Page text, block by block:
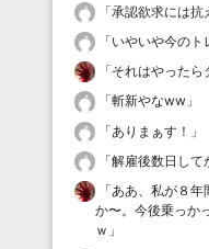
「承認欲求には抗
「いやいや今のト
「それはやったら
「斬新やなww 」
「ありまぁす！ 」
「解雇後数日して
「ああ、私が８年
か〜。今後乗っか
ｗ 」